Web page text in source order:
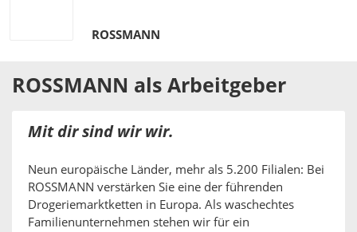
ROSSMANN
ROSSMANN als Arbeitgeber
Mit dir sind wir wir.
Neun europäische Länder, mehr als 5.200 Filialen: Bei
ROSSMANN verstärken Sie eine der führenden
Drogeriemarktketten in Europa. Als waschechtes
Familienunternehmen stehen wir für ein